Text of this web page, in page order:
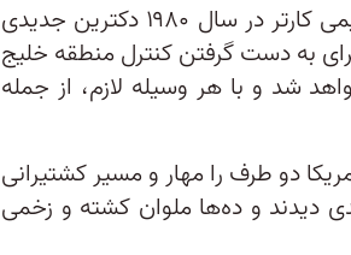
آمریکا ناچار شد مستقیم وارد عمل شود. جیمی کارتر در سال ۱۹۸۰ دکترین جدیدی
به دست گرفتن کنترل منطقه خلیج
شد و با هر وسیله لازم، از جمله
دو طرف را مهار و مسیر کشتیرانی
دیدند و ده‌ها ملوان کشته و زخمی